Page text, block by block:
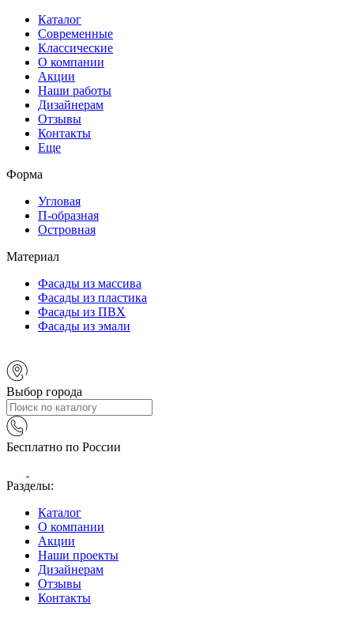
Каталог
Современные
Классические
О компании
Акции
Наши работы
Дизайнерам
Отзывы
Контакты
Еще
Форма
Угловая
П-образная
Островная
Материал
Фасады из массива
Фасады из пластика
Фасады из ПВХ
Фасады из эмали
Выбор города
Бесплатно по России
Разделы:
Каталог
О компании
Акции
Наши проекты
Дизайнерам
Отзывы
Контакты